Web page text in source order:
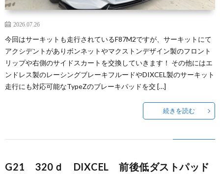
2026.07.26
今回はサーキットも走行されているF87M2ですが、サーキットにて
アクシデントがありボンネットやマクストンデザイン製のフロント
リップや右側のサイドスカートを交換していきます！ その他にはエ
ンドレス製のレーシングブレーキフルードやDIXCEL製のサーキット
走行にも対応可能なTypeZのブレーキパッドを交 […]
続きを読む
G21 320ｄ DIXCEL 前後低ダストパッド